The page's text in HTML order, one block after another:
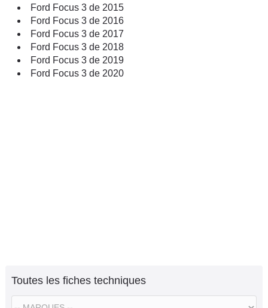
Ford Focus 3 de 2015
Ford Focus 3 de 2016
Ford Focus 3 de 2017
Ford Focus 3 de 2018
Ford Focus 3 de 2019
Ford Focus 3 de 2020
Toutes les fiches techniques